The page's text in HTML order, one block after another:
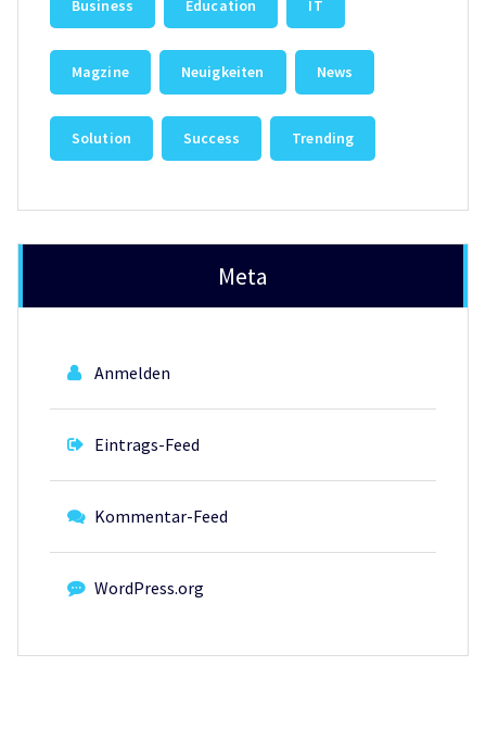
Business Education IT
Magzine Neuigkeiten News
Solution Success Trending
Meta
Anmelden
Eintrags-Feed
Kommentar-Feed
WordPress.org